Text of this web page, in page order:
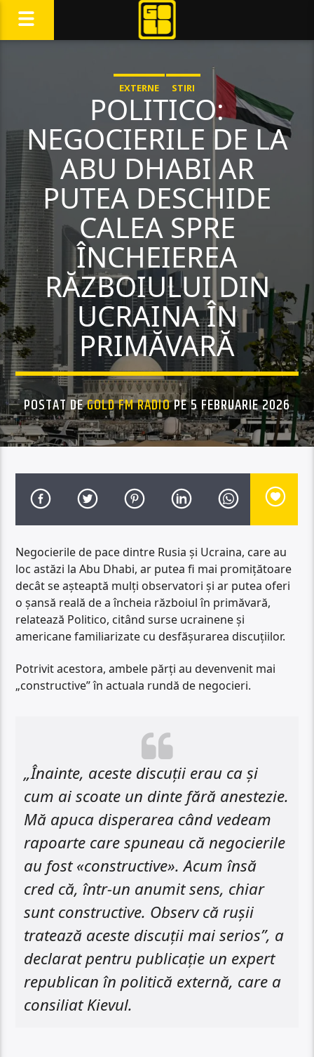
EXTERNE STIRI
POLITICO:
NEGOCIERILE DE LA
ABU DHABI AR
PUTEA DESCHIDE
CALEA SPRE
ÎNCHEIEREA
RĂZBOIULUI DIN
UCRAINA ÎN
PRIMĂVARĂ
POSTAT DEGOLD FM RADIOPE 5 FEBRUARIE 2026
Negocierile de pace dintre Rusia și Ucraina, care au
loc astăzi la Abu Dhabi, ar putea fi mai promițătoare
decât se așteaptă mulți observatori și ar putea oferi
o șansă reală de a încheia războiul în primăvară,
relatează Politico, citând surse ucrainene și
americane familiarizate cu desfășurarea discuțiilor.
Potrivit acestora, ambele părți au devenvenit mai
„constructive” în actuala rundă de negocieri.
„Înainte, aceste discuții erau ca și
cum ai scoate un dinte fără anestezie.
Mă apuca disperarea când vedeam
rapoarte care spuneau că negocierile
au fost «constructive». Acum însă
cred că, într-un anumit sens, chiar
sunt constructive. Observ că rușii
tratează aceste discuții mai serios”, a
declarat pentru publicație un expert
republican în politică externă, care a
consiliat Kievul.